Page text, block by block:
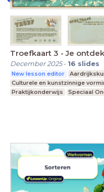
Troefkaart 3 - Je
December 2025- 16 slides
New lesson editor
Culturele en kunstzinnige
Praktijkonderwijs
Speciaal